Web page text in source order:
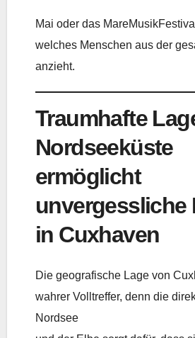
Mai oder das
welches Menschen aus der
anzieht.
Traumhafte
Nordseeküste
ermöglicht
unvergessliche
in Cuxhaven
Die geografische Lage von
wahrer Volltreffer, denn die
Nordsee